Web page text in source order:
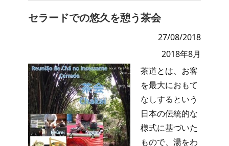
セラードでの悠久を憩う茶会
27/08/2018
2018年8月
茶道とは、お客
を最大におもて
なしするという
日本の伝統的な
様式に基づいた
もので、湯をわ